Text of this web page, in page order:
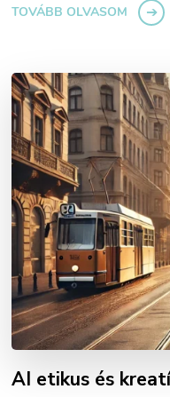
TOVÁBB OLVASOM
AI etikus és